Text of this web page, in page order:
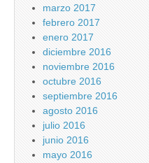
marzo 2017
febrero 2017
enero 2017
diciembre 2016
noviembre 2016
octubre 2016
septiembre 2016
agosto 2016
julio 2016
junio 2016
mayo 2016